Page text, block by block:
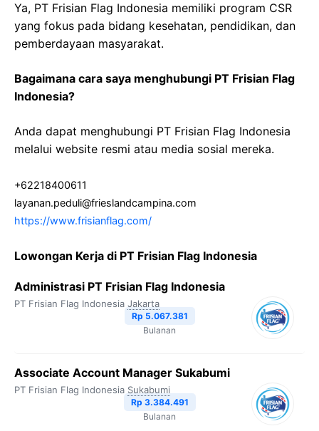
Ya, PT Frisian Flag Indonesia memiliki program CSR
yang fokus pada bidang kesehatan, pendidikan, dan
pemberdayaan masyarakat.
Bagaimana cara saya menghubungi PT Frisian Flag
Indonesia?
Anda dapat menghubungi PT Frisian Flag Indonesia
melalui website resmi atau media sosial mereka.
+62218400611
layanan.peduli@frieslandcampina.com
https://www.frisianflag.com/
Lowongan Kerja di PT Frisian Flag Indonesia
Administrasi PT Frisian Flag Indonesia
PT Frisian Flag Indonesia Jakarta
Rp 5.067.381
Bulanan
Associate Account Manager Sukabumi
PT Frisian Flag Indonesia Sukabumi
Rp 3.384.491
Bulanan